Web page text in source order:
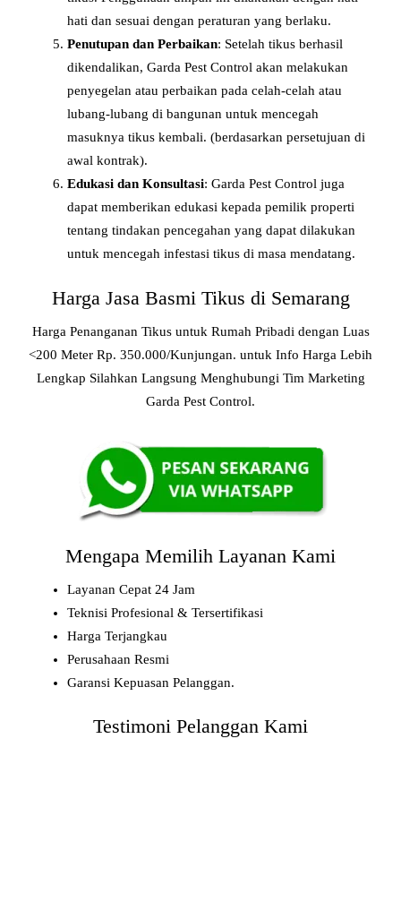
hati dan sesuai dengan peraturan yang berlaku.
Penutupan dan Perbaikan: Setelah tikus berhasil
dikendalikan, Garda Pest Control akan melakukan
penyegelan atau perbaikan pada celah-celah atau
lubang-lubang di bangunan untuk mencegah
masuknya tikus kembali. (berdasarkan persetujuan di
awal kontrak).
Edukasi dan Konsultasi: Garda Pest Control juga
dapat memberikan edukasi kepada pemilik properti
tentang tindakan pencegahan yang dapat dilakukan
untuk mencegah infestasi tikus di masa mendatang.
Harga Jasa Basmi Tikus di Semarang
Harga Penanganan Tikus untuk Rumah Pribadi dengan Luas
<200 Meter Rp. 350.000/Kunjungan. untuk Info Harga Lebih
Lengkap Silahkan Langsung Menghubungi Tim Marketing
Garda Pest Control.
Mengapa Memilih Layanan Kami
Layanan Cepat 24 Jam
Teknisi Profesional & Tersertifikasi
Harga Terjangkau
Perusahaan Resmi
Garansi Kepuasan Pelanggan.
Testimoni Pelanggan Kami